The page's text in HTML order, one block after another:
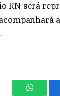
RN será